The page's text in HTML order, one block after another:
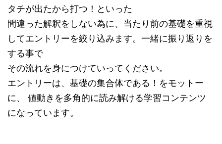
タチが出たから打つ！といった
間違った解釈をしない為に、当たり前の基礎を重視
してエントリーを絞り込みます。一緒に振り返りを
する事で
その流れを身につけていってください。
エントリーは、基礎の集合体である！をモットー
に、 値動きを多角的に読み解ける学習コンテンツ
になっています。